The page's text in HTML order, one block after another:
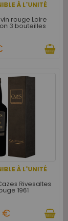
À L'UNITÉ
rouge Loire
3 bouteilles
À L'UNITÉ
Rivesaltes
1961
€